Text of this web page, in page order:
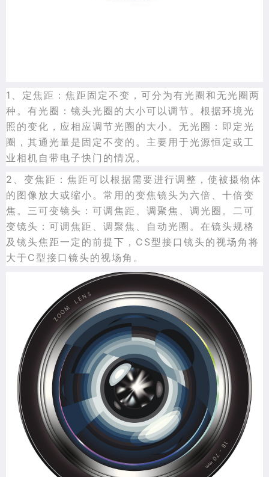
1、定焦距：焦距固定不变，可分为有光圈和无光圈两
种。有光圈：镜头光圈的大小可以调节。根据环境光
照的变化，应相应调节光圈的大小。无光圈：即定光
圈，其通光量是固定不变的。主要用于光源恒定或工
业相机自带电子快门的情况。
2、变焦距：焦距可以根据需要进行调整，使被摄物体
的图像放大或缩小。常用的变焦镜头为六倍、十倍变
焦。三可变镜头：可调焦距、调聚焦、调光圈。二可
变镜头：可调焦距、调聚焦、自动光圈。在镜头规格
及镜头焦距一定的前提下，CS型接口镜头的视场角将
大于C型接口镜头的视场角。